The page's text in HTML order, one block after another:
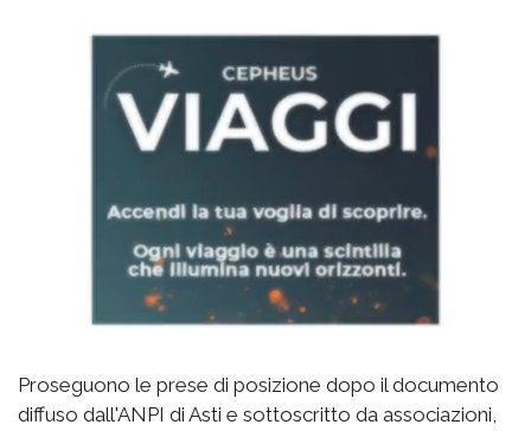
Proseguono le prese di posizione dopo il documento
diffuso dall'ANPI di Asti e sottoscritto da associazioni,